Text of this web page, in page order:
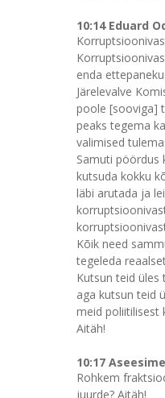
10:14 Eduard
enda
Järelevalve
poole [sooviga]
peaks tegema
valimised
Samuti pöördus
kutsuda kokku
läbi arutada ja
Kõik need
tegeleda
Kutsun teid üles
aga kutsun teid
meid poliitilisest
Aitäh!
10:17
Rohkem
juurde? Aitäh!